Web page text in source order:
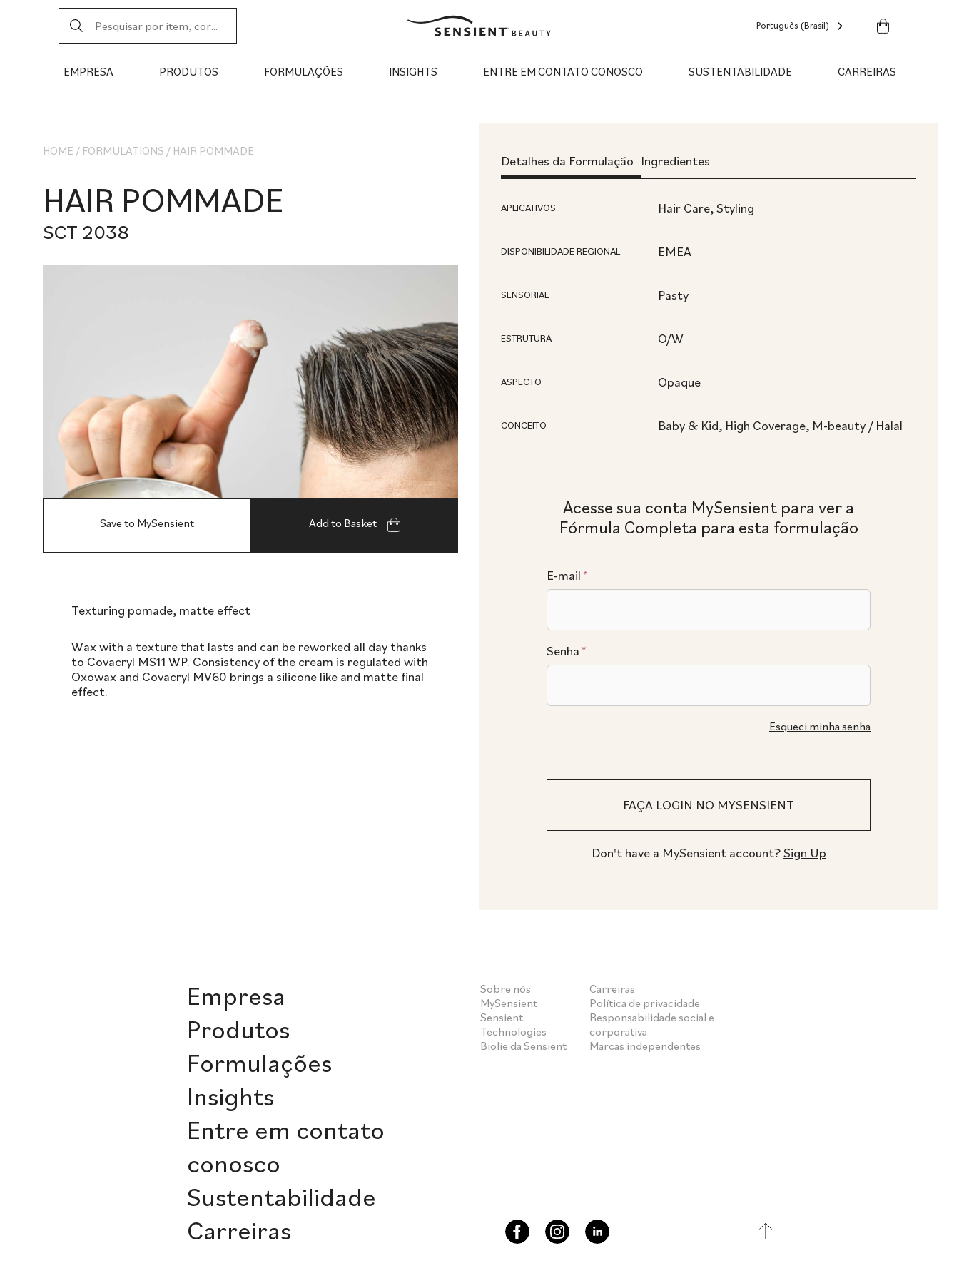
Sensient
Português (Brasil)
EMPRESA PRODUTOS FORMULAÇÕES INSIGHTS ENTRE EM CONTATO CONOSCO SUSTENTABILIDADE CARREIRAS
HOME / FORMULATIONS / HAIR POMMADE
HAIR POMMADE
SCT 2038
Save to MySensient Add to Basket
Texturing pomade, matte effect
Wax with a texture that lasts and can be reworked all day thanks
to Covacryl MS11 WP. Consistency of the cream is regulated with
Oxowax and Covacryl MV60 brings a silicone like and matte final
effect.
Detalhes da Formulação Ingredientes
APLICATIVOS Hair Care, Styling
DISPONIBILIDADE REGIONAL EMEA
SENSORIAL Pasty
ESTRUTURA O/W
ASPECTO Opaque
CONCEITO Baby & Kid, High Coverage, M-beauty / Halal
Acesse sua conta MySensient para ver a
Fórmula Completa para esta formulação
E-mail *
Senha *
Esqueci minha senha
Don't have a MySensient account?Sign Up
Empresa
Produtos
Formulações
Insights
Entre em contato
conosco
Sustentabilidade
Carreiras
Sobre nós
MySensient
Sensient
Technologies
Biolie da Sensient
Carreiras
Política de privacidade
Responsabilidade social e
corporativa
Marcas independentes